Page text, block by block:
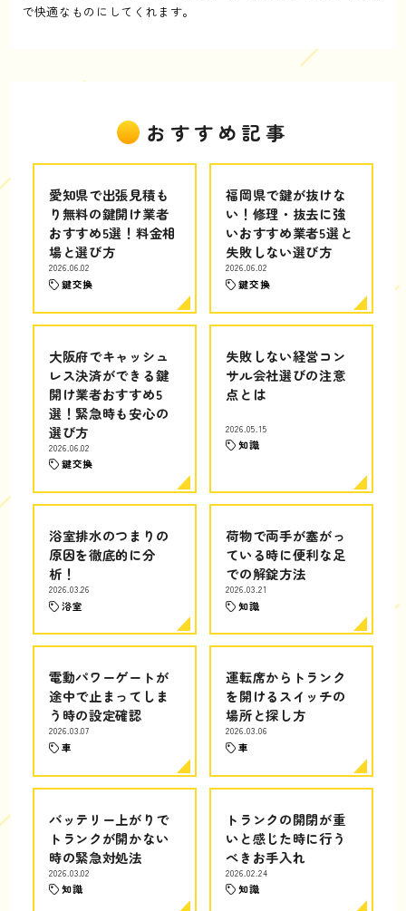
で快適なものにしてくれます。
おすすめ記事
愛知県で出張見積も
り無料の鍵開け業者
おすすめ5選！料金相
場と選び方
2026.06.02
鍵交換
福岡県で鍵が抜けな
い！修理・抜去に強
いおすすめ業者5選と
失敗しない選び方
2026.06.02
鍵交換
大阪府でキャッシュ
レス決済ができる鍵
開け業者おすすめ5
選！緊急時も安心の
選び方
2026.06.02
鍵交換
失敗しない経営コン
サル会社選びの注意
点とは
2026.05.15
知識
浴室排水のつまりの
原因を徹底的に分
析！
2026.03.26
浴室
荷物で両手が塞がっ
ている時に便利な足
での解錠方法
2026.03.21
知識
電動パワーゲートが
途中で止まってしま
う時の設定確認
2026.03.07
車
運転席からトランク
を開けるスイッチの
場所と探し方
2026.03.06
車
バッテリー上がりで
トランクが開かない
時の緊急対処法
2026.03.02
知識
トランクの開閉が重
いと感じた時に行う
べきお手入れ
2026.02.24
知識